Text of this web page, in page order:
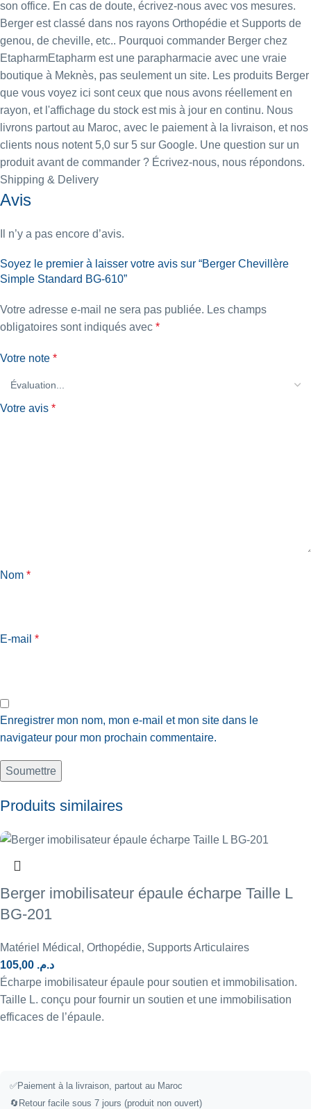
son office. En cas de doute, écrivez-nous avec vos mesures.
Berger est classé dans nos rayons Orthopédie et Supports de
genou, de cheville, etc.. Pourquoi commander Berger chez
EtapharmEtapharm est une parapharmacie avec une vraie
boutique à Meknès, pas seulement un site. Les produits Berger
que vous voyez ici sont ceux que nous avons réellement en
rayon, et l'affichage du stock est mis à jour en continu. Nous
livrons partout au Maroc, avec le paiement à la livraison, et nos
clients nous notent 5,0 sur 5 sur Google. Une question sur un
produit avant de commander ? Écrivez-nous, nous répondons.
Shipping & Delivery
Avis
Il n’y a pas encore d’avis.
Soyez le premier à laisser votre avis sur “Berger Chevillère
Simple Standard BG-610”
Votre adresse e-mail ne sera pas publiée. Les champs
obligatoires sont indiqués avec *
Votre note *
Votre avis *
Nom *
E-mail *
Enregistrer mon nom, mon e-mail et mon site dans le
navigateur pour mon prochain commentaire.
Produits similaires
Berger imobilisateur épaule écharpe Taille L
BG-201
Matériel Médical , Orthopédie, Supports Articulaires
د.م.
Écharpe imobilisateur épaule pour soutien et immobilisation.
Taille L. conçu pour fournir un soutien et une immobilisation
efficaces de l’épaule.
✅Paiement à la livraison, partout au Maroc
🔄 Retour facile sous 7 jours (produit non ouvert)